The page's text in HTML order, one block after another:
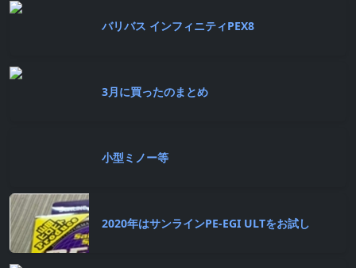
バリバス インフィニティPEX8
3月に買ったのまとめ
小型ミノー等
2020年はサンラインPE-EGI ULTをお試し